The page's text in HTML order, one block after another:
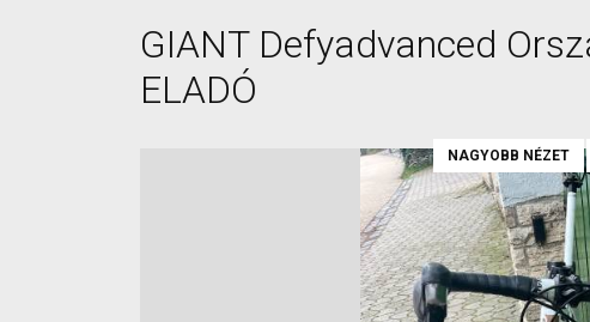
GIANT Defyadvanced
ELADÓ
NAGYOBB NÉZET